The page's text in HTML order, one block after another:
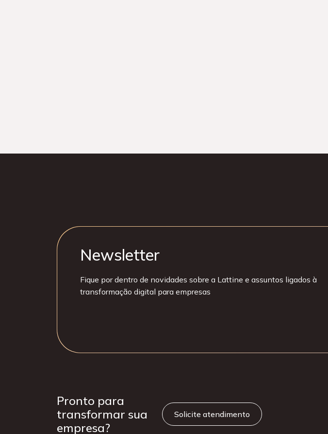
Newsletter
Fique por dentro de novidades sobre a Lattine e assuntos ligados à
transformação digital para empresas
Pronto para
transformar sua
empresa?
Solicite atendimento